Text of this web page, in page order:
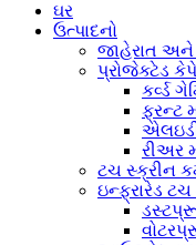
ઘર
ઉત્પાદનો
જાહેરાત
પ્રોજેક્ટેડ
કર્વ્ડ
ફ્રન્ટ
એલઇડી
રીઅર
ટચ સ્ક્રીન
ઇન્ફ્રારેડ ટચ